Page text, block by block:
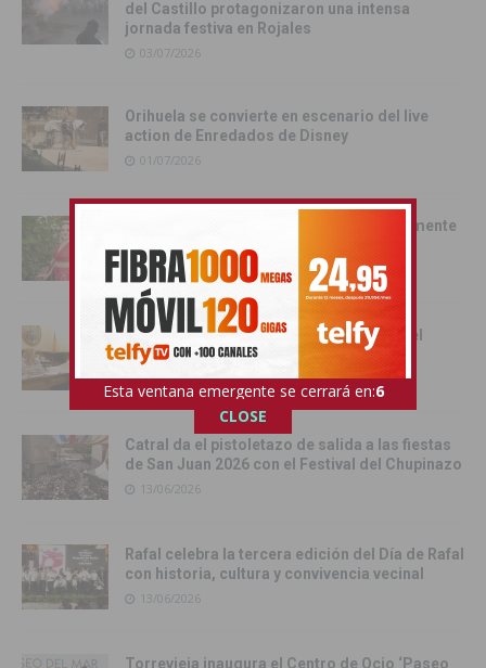
del Castillo protagonizaron una intensa
jornada festiva en Rojales
03/07/2026
Orihuela se convierte en escenario del live
action de Enredados de Disney
01/07/2026
Pilar Hernández, Armengola 2026: «realmente
29/06/2026
Las senadoras de la Vega Baja acercan el
Senado a la comarca
17/06/2026
Catral da el pistoletazo de salida a las fiestas
de San Juan 2026 con el Festival del Chupinazo
13/06/2026
Rafal celebra la tercera edición del Día de Rafal
con historia, cultura y convivencia vecinal
13/06/2026
Torrevieja inaugura el Centro de Ocio ‘Paseo
Esta ventana emergente se cerrará en:4
CLOSE